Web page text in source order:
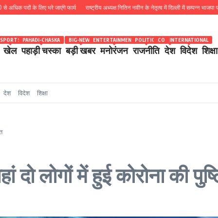
पदों के लिए भरे जाएंगे फार्म राष्ट्रीय अध्यक्ष नितिन नवीन के नेतृत्व में दिल्ली में सम्पन्न भाजपा
खेल
SPORTS
पहाड़ी चस्का
PAHADI-CHASKA
बड़ी खबर
BIG-NEWS
मनोरंजन
ENTERTAINMENT
राजनीति
POLITICS
देश
COUNTRY
विदेश
INTERNATIONAL
शिक्षा
देश विदेश शिक्षा
दो लोगों में हुई कोरोना की